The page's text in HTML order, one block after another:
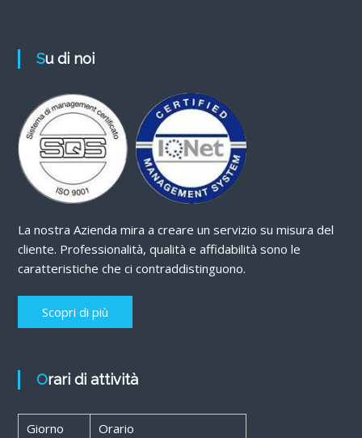
Su di noi
La nostra Azienda mira a creare un servizio su misura del
cliente. Professionalità, qualità e affidabilità sono le
caratteristiche che ci contraddistinguono.
Scopri di più
Orari di attività
Giorno
Orario